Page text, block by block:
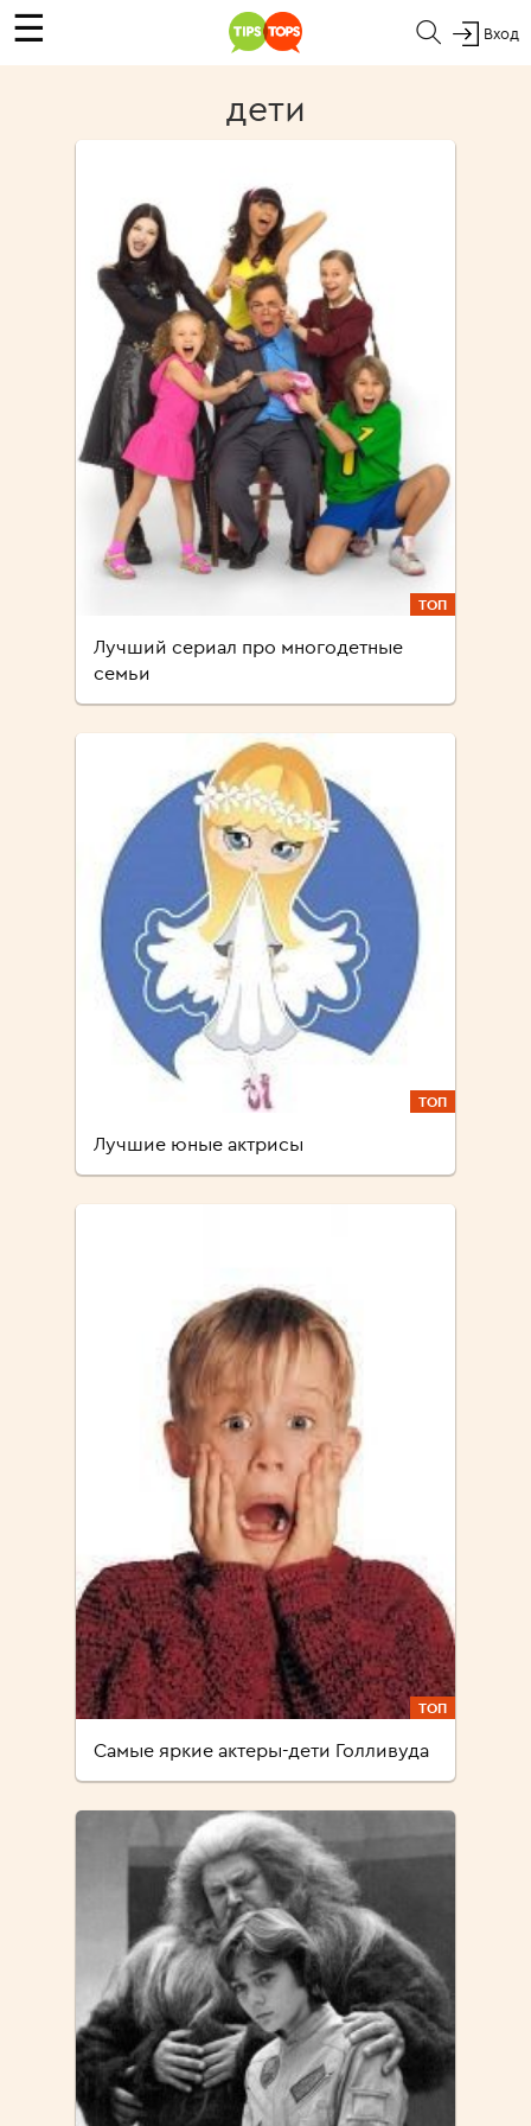
☰ Вход
дети
ТОП
Лучший сериал про многодетные
семьи
ТОП
Лучшие юные актрисы
ТОП
Самые яркие актеры-дети Голливуда